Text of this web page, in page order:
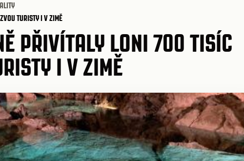
TURISTY I V ZIMĚ
PŘIVÍTALY LONI 700 TISÍC
I V ZIMĚ